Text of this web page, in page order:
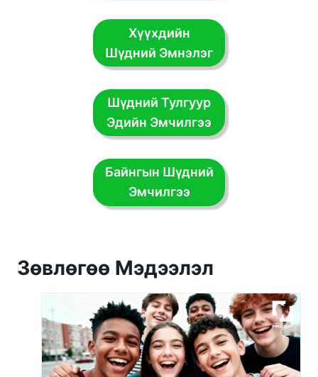
Хүүхдийн
Шүдний Эмнэлэг
Шүдний Тулгуур
Эдийн Эмчилгээ
Байнгын Шүдний
Эмчилгээ
Зөвлөгөө Мэдээлэл